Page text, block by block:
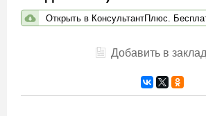
Открыть в КонсультантПлюс.
Добавить в